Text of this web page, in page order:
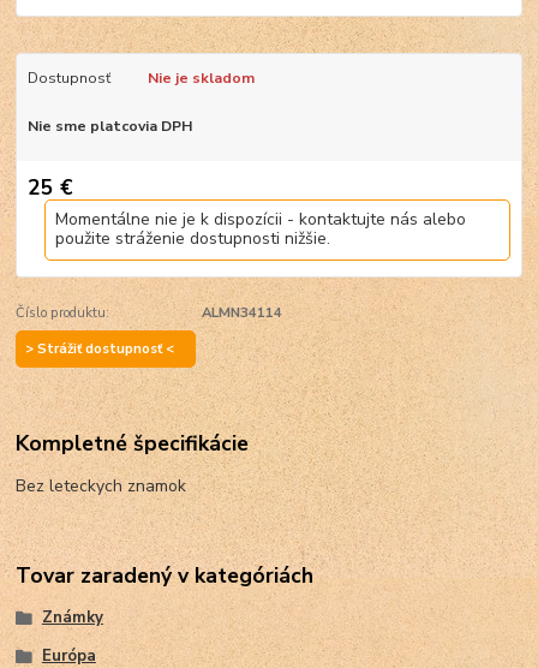
Dostupnosť Nie je skladom
Nie sme platcovia DPH
25 €
Momentálne nie je k dispozícii - kontaktujte nás alebo
použite stráženie dostupnosti nižšie.
Číslo produktu:
ALMN34114
> Strážiť dostupnosť <
Kompletné špecifikácie
Bez leteckych znamok
Tovar zaradený v kategóriách
Známky
Európa